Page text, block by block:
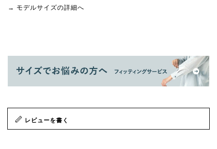
→ モデルサイズの詳細へ
レビューを書く